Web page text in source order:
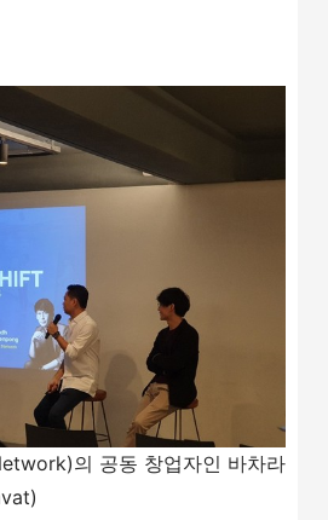
의 공동 창업자인 바차라